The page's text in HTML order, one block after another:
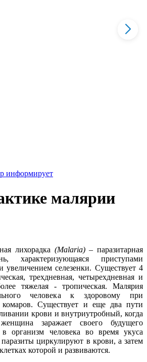
информирует
малярии
лихорадка (Malaria)– паразитарная
характеризующаяся приступами
увеличением селезенки. Существует 4
трехдневная, четырехдневная и
тяжелая - тропическая. Малярия
человека к здоровому при
комаров. Существует и еще два пути
крови и внутриутробный, когда
заражает своего будущего
организм человека во время укуса
циркулируют в крови, а затем
которой и развиваются.